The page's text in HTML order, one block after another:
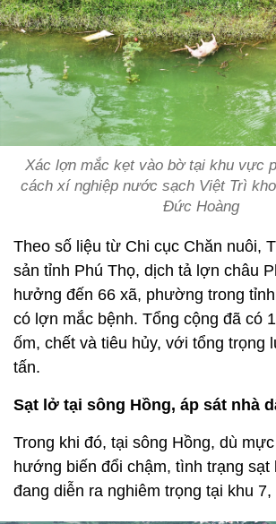
Xác lợn mắc kẹt vào bờ tại khu vực
cách xí nghiệp nước sạch Việt Trì
Đức Hoàng
Theo số liệu từ Chi cục Chăn nuôi,
sản tỉnh Phú Thọ, dịch tả lợn châu
hưởng đến 66 xã, phường trong
có lợn mắc bệnh. Tổng cộng đã có
ốm, chết và tiêu hủy, với tổng trọng
tấn.
Sạt lở tại sông Hồng, áp sát nhà
Trong khi đó, tại sông Hồng, dù
hướng biến đổi chậm, tình trạng sạt
đang diễn ra nghiêm trọng tại khu